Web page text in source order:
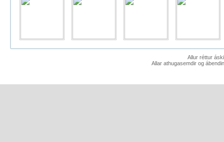
Allur réttur
Allar athugasemdir og